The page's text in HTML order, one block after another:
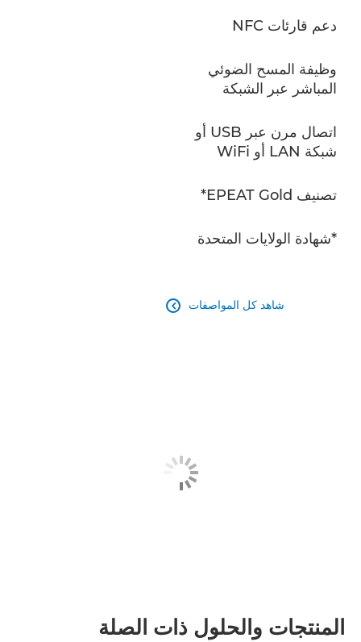
دعم قارئات NFC
وظيفة المسح الضوئي
المباشر عبر الشبكة
اتصال مرن عبر USB أو
شبكة LAN أو WiFi
تصنيف EPEAT Gold*
*شهادة الولايات المتحدة
شاهد كل المواصفات 
المنتجات والحلول ذات الصلة